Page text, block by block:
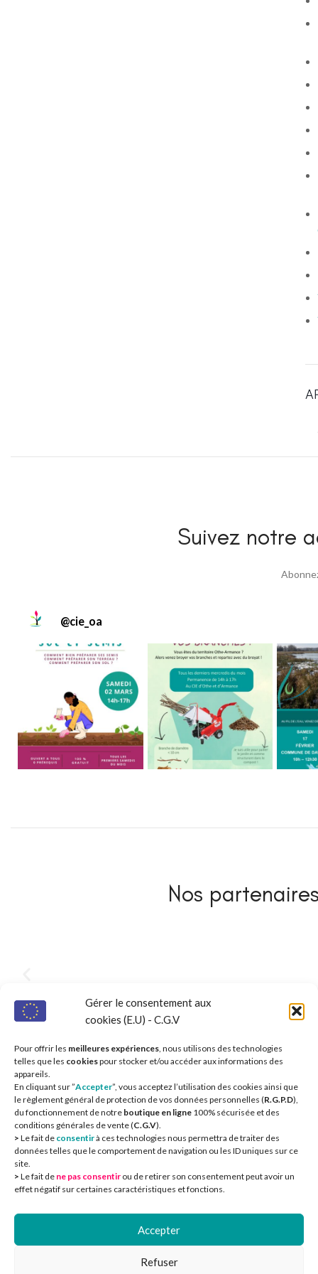
Gérer le consentement aux
cookies (E.U) - C.G.V
Pour offrir les meilleures expériences, nous utilisons des technologies
telles que les cookiespour stocker et/ou accéder aux informations des
appareils.
En cliquant sur ”Accepter”, vous acceptez l’utilisation des cookies ainsi que
le règlement général de protection de vos données personnelles (R.G.P.D),
du fonctionnement de notre boutique en ligne 100% sécurisée et des
conditions générales de vente (C.G.V).
> Le fait de consentirà ces technologies nous permettra de traiter des
données telles que le comportement de navigation ou les ID uniques sur ce
site.
> Le fait de ne pas consentir ou de retirer son consentement peut avoir un
effet négatif sur certaines caractéristiques et fonctions.
Accepter
Refuser
Suivez notre
@cie_oa
Nos